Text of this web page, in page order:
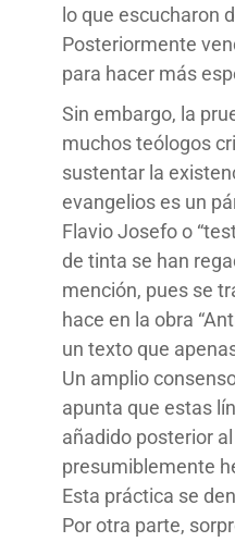
lo que escucharon
Posteriormente
para hacer más
Sin embargo, la
muchos teólogos
sustentar la
evangelios es un
Flavio Josefo o
de tinta se han
mención, pues se
hace en la obra
un texto que
Un amplio
apunta que estas
añadido posterior
presumiblemente
Esta práctica se
Por otra parte,